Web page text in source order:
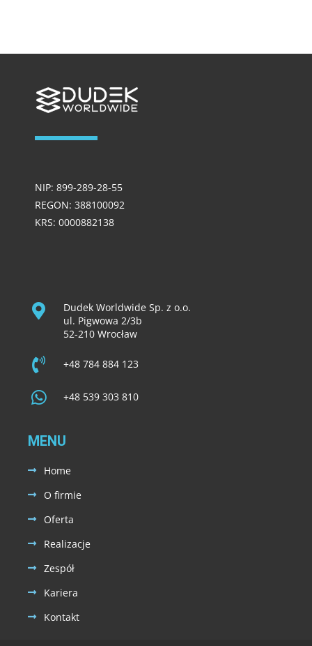
NIP: 899-289-28-55
REGON: 388100092
KRS: 0000882138
Dudek Worldwide Sp. z o.o.
ul. Pigwowa 2/3b
52-210 Wrocław
+48 784 884 123
+48 539 303 810
MENU
Home
O firmie
Oferta
Realizacje
Zespół
Kariera
Kontakt